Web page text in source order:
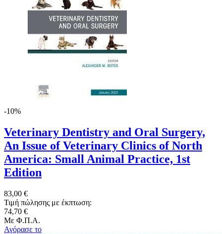
-10%
Veterinary Dentistry and Oral Surgery,
An Issue of Veterinary Clinics of North
America: Small Animal Practice, 1st
Edition
83,00 €
Τιμή πώλησης με έκπτωση:
74,70 €
Με Φ.Π.Α.
Αγόρασε το